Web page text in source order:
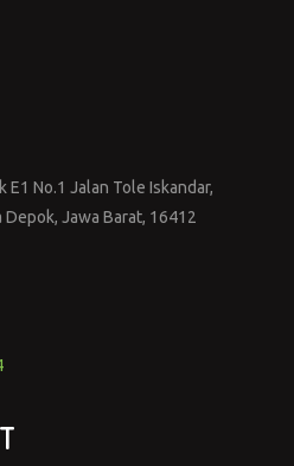
No.1 Jalan Tole Iskandar,
Depok, Jawa Barat, 16412